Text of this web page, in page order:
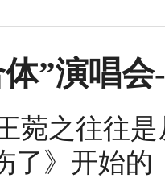
”演唱会
菀之往往
了》开始